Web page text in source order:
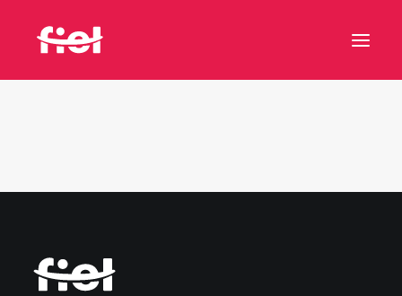
BRANDING DIGITAL